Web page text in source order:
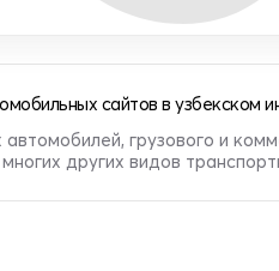
сайтов в узбекском
грузового и
других видов